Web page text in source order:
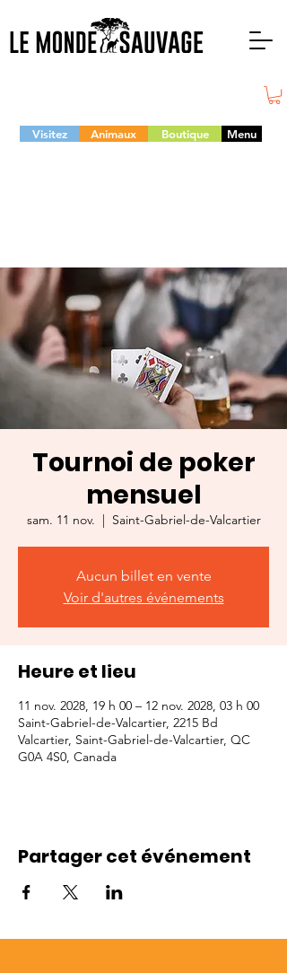
Visitez Animaux Boutique Menu
Tournoi de poker
mensuel
sam. 11 nov.
  |
Saint-Gabriel-de-Valcartier
Aucun billet en vente
Voir d'autres événements
Heure et lieu
11 nov. 2028, 19 h 00 – 12 nov. 2028, 03 h 00
Saint-Gabriel-de-Valcartier, 2215 Bd
Valcartier, Saint-Gabriel-de-Valcartier, QC
G0A 4S0, Canada
Partager cet événement